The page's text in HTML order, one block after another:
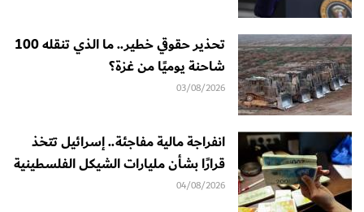
تحذير حقوقي خطير.. ما الذي تنقله 100
شاحنة يوميًا من غزة؟
03/08/2026
انفراجة مالية مفاجئة.. إسرائيل تتخذ
قرارًا بشأن مليارات الشيكل الفلسطينية
04/08/2026